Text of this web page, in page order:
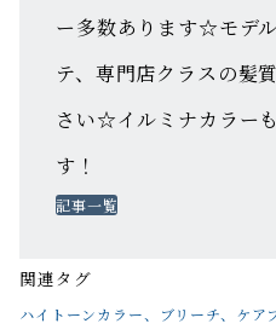
ー多数あります☆モデ
テ、専門店クラスの髪
さい☆イルミナカラー
す！
記事一覧
関連タグ
ハイトーンカラー、ブリーチ、ケア